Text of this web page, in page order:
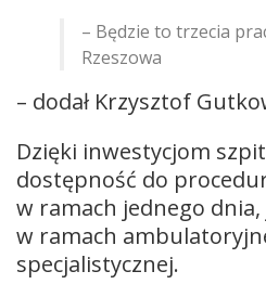
– Będzie to trzecia
Rzeszowa
– dodał Krzysztof
Dzięki inwestycjom
dostępność do
w ramach jednego
w ramach
specjalistycznej.